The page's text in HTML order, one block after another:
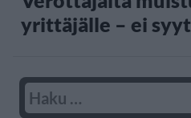
yrittäjälle – ei